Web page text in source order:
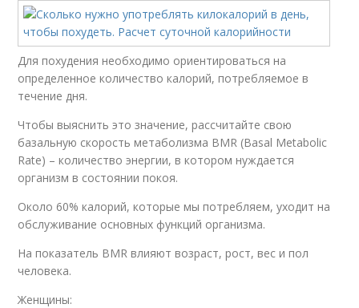
Для похудения необходимо ориентироваться на
определенное количество калорий, потребляемое в
течение дня.
Чтобы выяснить это значение, рассчитайте свою
базальную скорость метаболизма BMR (Basal Metabolic
Rate) – количество энергии, в котором нуждается
организм в состоянии покоя.
Около 60% калорий, которые мы потребляем, уходит на
обслуживание основных функций организма.
На показатель BMR влияют возраст, рост, вес и пол
человека.
Женщины: